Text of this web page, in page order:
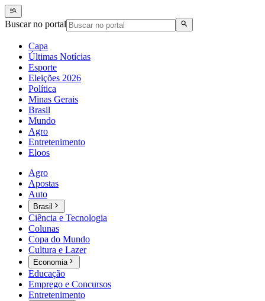
Buscar no portal
Capa
Últimas Notícias
Esporte
Eleições 2026
Política
Minas Gerais
Brasil
Mundo
Agro
Entretenimento
Eloos
Agro
Apostas
Auto
Brasil
Ciência e Tecnologia
Colunas
Copa do Mundo
Cultura e Lazer
Economia
Educação
Emprego e Concursos
Entretenimento